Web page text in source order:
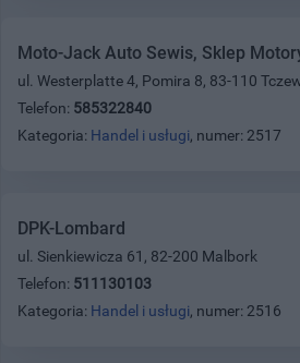
Moto-Jack Auto Sewis, Sklep
ul. Westerplatte 4, Pomira 8, 83-110
Telefon: 585322840
Kategoria: Handel i usługi, numer: 2517
DPK-Lombard
ul. Sienkiewicza 61, 82-200 Malbork
Telefon: 511130103
Kategoria: Handel i usługi, numer: 2516